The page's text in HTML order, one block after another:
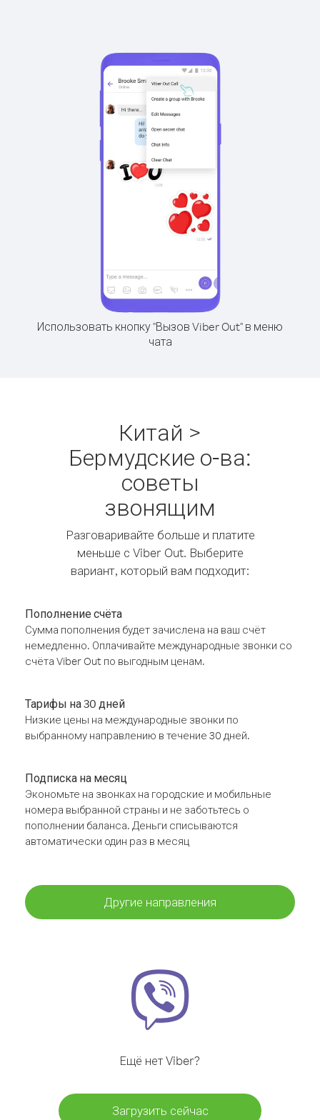
Использовать кнопку "Вызов Viber Out" в меню
чата
Китай >
Бермудские о-ва:
советы
звонящим
Разговаривайте больше и платите
меньше с Viber Out. Выберите
вариант, который вам подходит:
Пополнение счёта
Сумма пополнения будет зачислена на ваш счёт
немедленно. Оплачивайте международные звонки со
счёта Viber Out по выгодным ценам.
Тарифы на 30 дней
Низкие цены на международные звонки по
выбранному направлению в течение 30 дней.
Подписка на месяц
Экономьте на звонках на городские и мобильные
номера выбранной страны и не заботьтесь о
пополнении баланса. Деньги списываются
автоматически один раз в месяц
Другие направления
Ещё нет Viber?
Загрузить сейчас